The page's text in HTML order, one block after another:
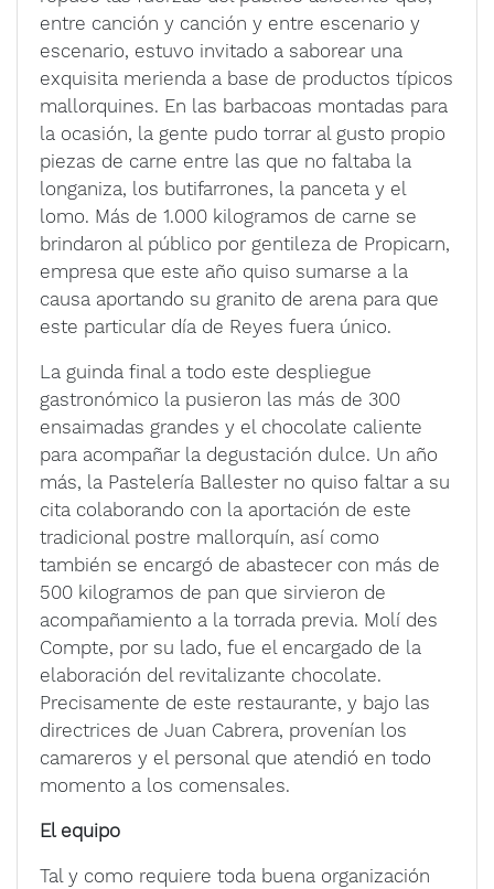
entre canción y canción y entre escenario y
escenario, estuvo invitado a saborear una
exquisita merienda a base de productos típicos
mallorquines. En las barbacoas montadas para
la ocasión, la gente pudo torrar al gusto propio
piezas de carne entre las que no faltaba la
longaniza, los butifarrones, la panceta y el
lomo. Más de 1.000 kilogramos de carne se
brindaron al público por gentileza de Propicarn,
empresa que este año quiso sumarse a la
causa aportando su granito de arena para que
este particular día de Reyes fuera único.
La guinda final a todo este despliegue
gastronómico la pusieron las más de 300
ensaimadas grandes y el chocolate caliente
para acompañar la degustación dulce. Un año
más, la Pastelería Ballester no quiso faltar a su
cita colaborando con la aportación de este
tradicional postre mallorquín, así como
también se encargó de abastecer con más de
500 kilogramos de pan que sirvieron de
acompañamiento a la torrada previa. Molí des
Compte, por su lado, fue el encargado de la
elaboración del revitalizante chocolate.
Precisamente de este restaurante, y bajo las
directrices de Juan Cabrera, provenían los
camareros y el personal que atendió en todo
momento a los comensales.
El equipo
Tal y como requiere toda buena organización